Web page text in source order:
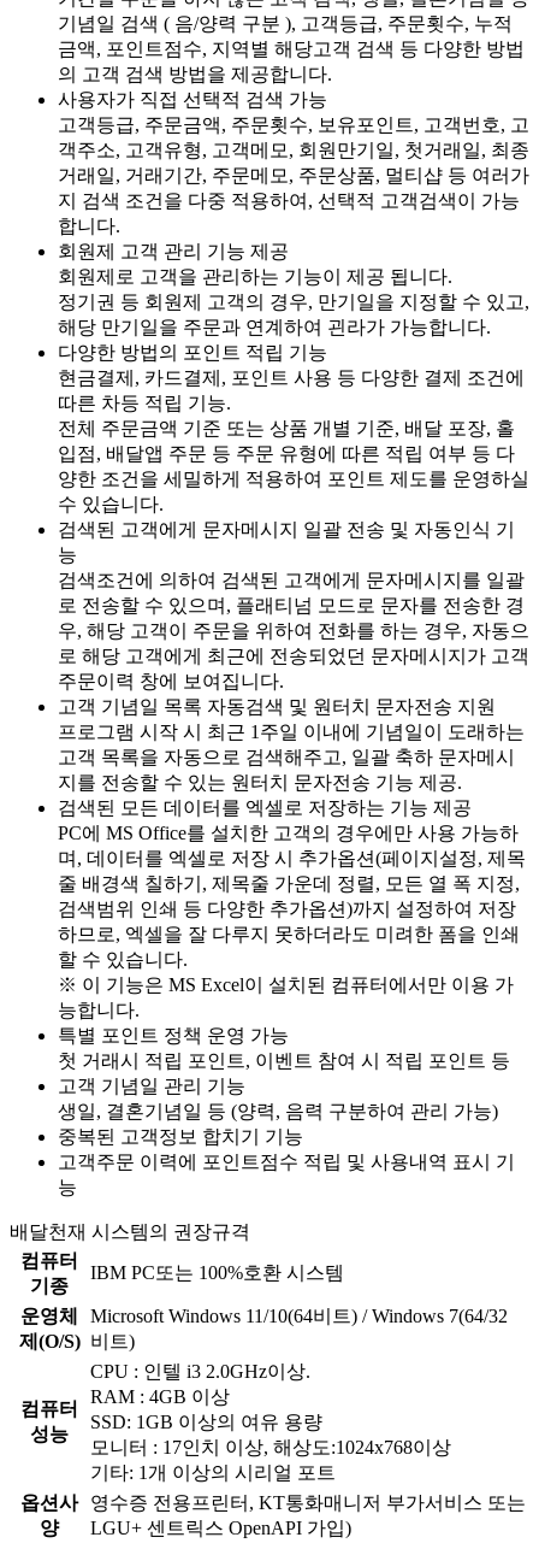
기념일 검색 ( 음/양력 구분 ), 고객등급, 주문횟수, 누적
금액, 포인트점수, 지역별 해당고객 검색 등 다양한 방법
의 고객 검색 방법을 제공합니다.
사용자가 직접 선택적 검색 가능
고객등급, 주문금액, 주문횟수, 보유포인트, 고객번호, 고
객주소, 고객유형, 고객메모, 회원만기일, 첫거래일, 최종
거래일, 거래기간, 주문메모, 주문상품, 멀티샵 등 여러가
지 검색 조건을 다중 적용하여, 선택적 고객검색이 가능
합니다.
회원제 고객 관리 기능 제공
회원제로 고객을 관리하는 기능이 제공 됩니다.
정기권 등 회원제 고객의 경우, 만기일을 지정할 수 있고,
해당 만기일을 주문과 연계하여 괸라가 가능합니다.
다양한 방법의 포인트 적립 기능
현금결제, 카드결제, 포인트 사용 등 다양한 결제 조건에
따른 차등 적립 기능.
전체 주문금액 기준 또는 상품 개별 기준, 배달 포장, 홀
입점, 배달앱 주문 등 주문 유형에 따른 적립 여부 등 다
양한 조건을 세밀하게 적용하여 포인트 제도를 운영하실
수 있습니다.
검색된 고객에게 문자메시지 일괄 전송 및 자동인식 기
능
검색조건에 의하여 검색된 고객에게 문자메시지를 일괄
로 전송할 수 있으며, 플래티넘 모드로 문자를 전송한 경
우, 해당 고객이 주문을 위하여 전화를 하는 경우, 자동으
로 해당 고객에게 최근에 전송되었던 문자메시지가 고객
주문이력 창에 보여집니다.
고객 기념일 목록 자동검색 및 원터치 문자전송 지원
프로그램 시작 시 최근 1주일 이내에 기념일이 도래하는
고객 목록을 자동으로 검색해주고, 일괄 축하 문자메시
지를 전송할 수 있는 원터치 문자전송 기능 제공.
검색된 모든 데이터를 엑셀로 저장하는 기능 제공
PC에 MS Office를 설치한 고객의 경우에만 사용 가능하
며, 데이터를 엑셀로 저장 시 추가옵션(페이지설정, 제목
줄 배경색 칠하기, 제목줄 가운데 정렬, 모든 열 폭 지정,
검색범위 인쇄 등 다양한 추가옵션)까지 설정하여 저장
하므로, 엑셀을 잘 다루지 못하더라도 미려한 폼을 인쇄
할 수 있습니다.
※ 이 기능은 MS Excel이 설치된 컴퓨터에서만 이용 가
능합니다.
특별 포인트 정책 운영 가능
첫 거래시 적립 포인트, 이벤트 참여 시 적립 포인트 등
고객 기념일 관리 기능
생일, 결혼기념일 등 (양력, 음력 구분하여 관리 가능)
중복된 고객정보 합치기 기능
고객주문 이력에 포인트점수 적립 및 사용내역 표시 기
능
배달천재 시스템의 권장규격
컴퓨터
기종
IBM PC또는 100%호환 시스템
운영체
제(O/S)
Microsoft Windows 11/10(64비트) / Windows 7(64/32
비트)
컴퓨터
성능
CPU : 인텔 i3 2.0GHz이상.
RAM : 4GB 이상
SSD: 1GB 이상의 여유 용량
모니터 : 17인치 이상, 해상도:1024x768이상
기타: 1개 이상의 시리얼 포트
옵션사
양
영수증 전용프린터, KT통화매니저 부가서비스 또는
LGU+ 센트릭스 OpenAPI 가입)